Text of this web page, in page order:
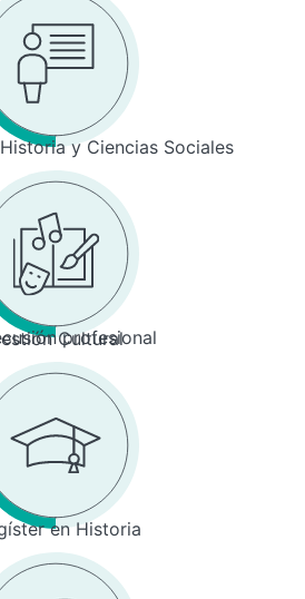
y Ciencias Sociales
profesional
Cultural
en Historia